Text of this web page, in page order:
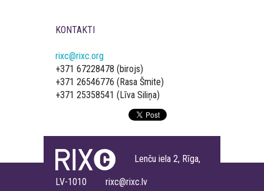
KONTAKTI
rixc@rixc.org
+371 67228478 (birojs)
+371 26546776 (Rasa Šmite)
+371 25358541 (Līva Siliņa)
Lenču iela 2, Rīga,
LV-1010 rixc@rixc.lv